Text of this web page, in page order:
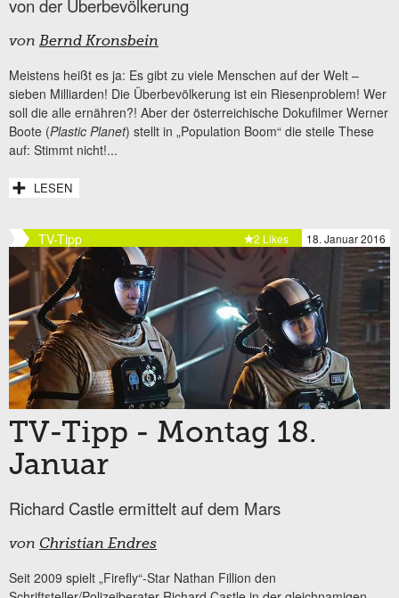
von der Überbevölkerung
von Bernd Kronsbein
Meistens heißt es ja: Es gibt zu viele Menschen auf der Welt –
sieben Milliarden! Die Überbevölkerung ist ein Riesenproblem! Wer
soll die alle ernähren?! Aber der österreichische Dokufilmer Werner
Boote (Plastic Planet) stellt in „Population Boom“ die steile These
auf: Stimmt nicht!...
LESEN
TV-Tipp 18. Januar 2016
2 Likes
TV-Tipp - Montag 18.
Januar
Richard Castle ermittelt auf dem Mars
von Christian Endres
Seit 2009 spielt „Firefly“-Star Nathan Fillion den